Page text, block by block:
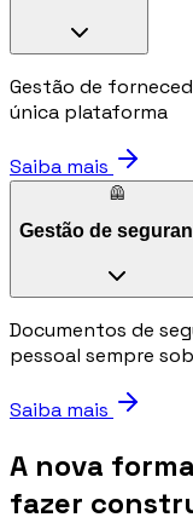
Gestão de
única plataforma
Saiba mais
🦺
Gestão de
Documentos de
pessoal sempre
Saiba mais
A nova
fazer